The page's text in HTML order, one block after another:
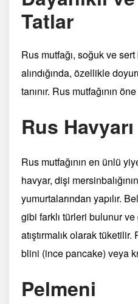
Tatlar
Rus mutfağı, soğuk ve
alındığında, özellikle
tanınır. Rus mutfağının
Rus Havyarı
Rus mutfağının en ünlü
havyar, dişi
yumurtalarından yapılır.
gibi farklı türleri bulunur
atıştırmalık olarak
blini (ince pancake) veya
Pelmeni